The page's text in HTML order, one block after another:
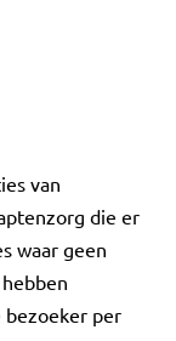
van
die er
waar geen
bezoeker per